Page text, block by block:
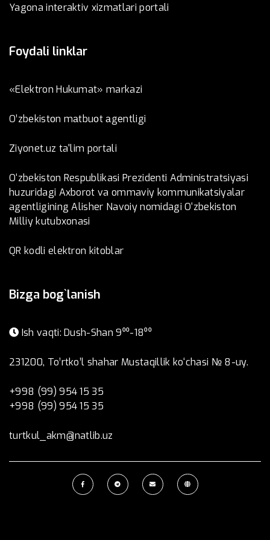
Yagona interaktiv xizmatlari portali
Foydali linklar
«Elektron Hukumat» markazi
O’zbеkistоn mаtbuоt аgеntligi
Ziyonet.uz ta'lim portali
O‘zbekiston Respublikasi Prezidenti Administratsiyasi
huzuridagi Axborot va ommaviy kommunikatsiyalar
agentligining Alisher Navoiy nomidagi O‘zbekiston
Milliy kutubxonasi
QR kodli elektron kitoblar
Bizga bog`lanish
Ish vaqti: Dush-Shan 9⁰⁰-18⁰⁰
231200, To’rtko’l shahar Mustaqillik ko‘chasi № 8-uy.
+998 (99) 954 15 35
+998 (99) 954 15 35
turtkul_akm@natlib.uz